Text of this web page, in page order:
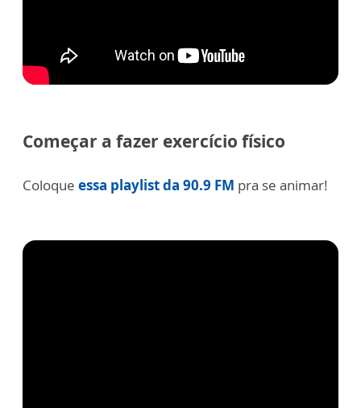
Começar a fazer exercício físico
Coloque essa playlist da 90.9 FM pra se animar!